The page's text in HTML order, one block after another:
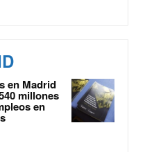
en Madrid
millones
en